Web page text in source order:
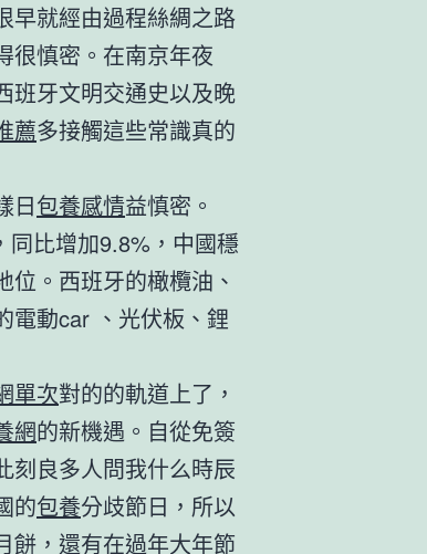
早就經由過程絲綢之路
很慎密。在南京年夜
班牙文明交通史以及晚
薦多接觸這些常識真的
日包養感情益慎密。
同比增加9.8%，中國穩
。西班牙的橄欖油、
電動car 、光伏板、鋰
單次對的的軌道上了，
網的新機遇。自從免簽
刻良多人問我什么時辰
的包養分歧節日，所以
餅，還有在過年大年節